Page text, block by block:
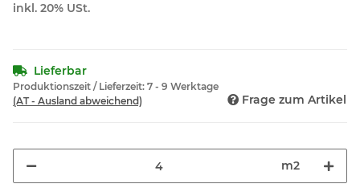
inkl. 20% USt.
Lieferbar
Produktionszeit / Lieferzeit: 7 - 9 Werktage
(AT - Ausland abweichend)
Frage zum Artikel
m2